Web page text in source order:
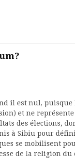
il est nul,
et ne
des élections,
à Sibiu pour
se mobilisent
de la religion du